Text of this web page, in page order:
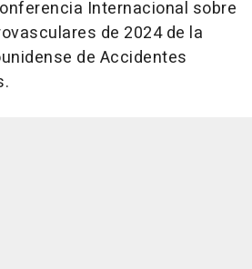
Internacional sobre
de 2024 de la
de Accidentes